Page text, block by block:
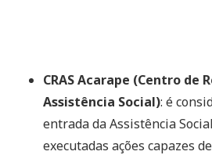
CRAS Acarape (Centro de
Assistência Social): é
entrada da Assistência
executadas ações capazes